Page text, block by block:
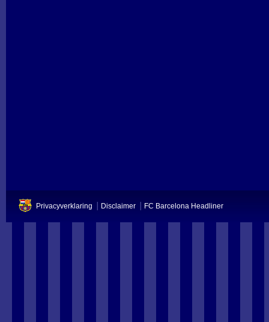
Privacyverklaring Disclaimer FC Barcelona Headliner